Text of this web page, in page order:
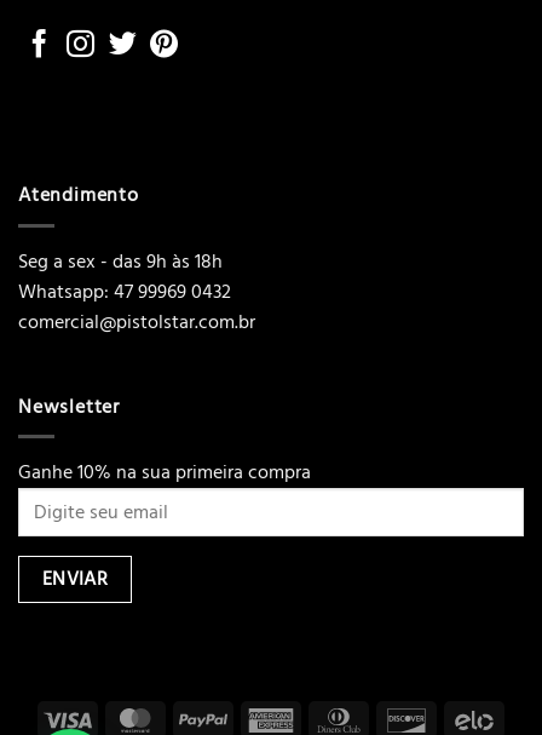
Atendimento
Seg a sex - das 9h às 18h
Whatsapp: 47 99969 0432
comercial@pistolstar.com.br
Newsletter
Ganhe 10% na sua primeira compra